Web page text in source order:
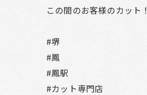
この間のお客様のカット
#堺
#鳳
#鳳駅
#カット専門店